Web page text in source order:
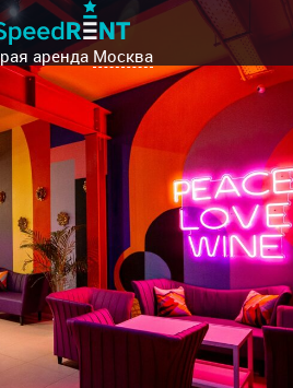
аренда Москва